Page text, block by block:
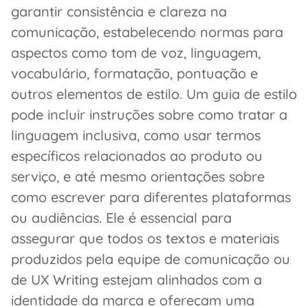
garantir consistência e clareza na
comunicação, estabelecendo normas para
aspectos como tom de voz, linguagem,
vocabulário, formatação, pontuação e
outros elementos de estilo. Um guia de estilo
pode incluir instruções sobre como tratar a
linguagem inclusiva, como usar termos
específicos relacionados ao produto ou
serviço, e até mesmo orientações sobre
como escrever para diferentes plataformas
ou audiências. Ele é essencial para
assegurar que todos os textos e materiais
produzidos pela equipe de comunicação ou
de UX Writing estejam alinhados com a
identidade da marca e ofereçam uma